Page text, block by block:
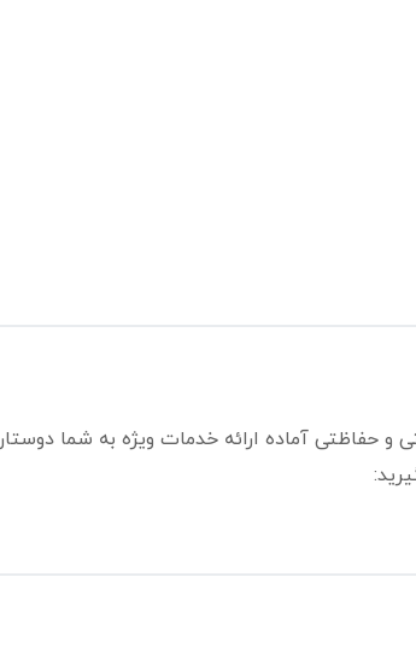
حفاظتی آماده ارائه خدمات ویژه به شما